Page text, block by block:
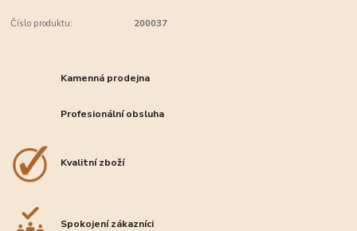
Číslo produktu: 200037
Kamenná prodejna
Profesionální obsluha
Kvalitní zboží
Spokojení zákazníci